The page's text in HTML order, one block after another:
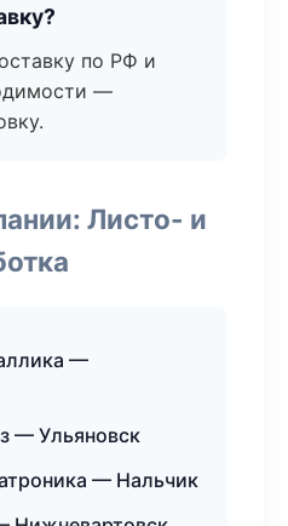
по РФ и
—
Листо- и
—
— Ульяновск
— Нальчик